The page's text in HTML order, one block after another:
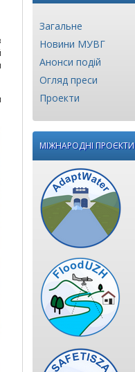
Загальне
Новини МУВГ
Анонси подій
Огляд преси
Проекти
МІЖНАРОДНІ ПРОЄКТИ